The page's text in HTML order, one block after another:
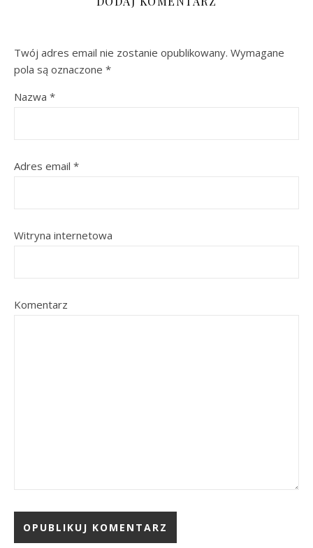
Twój adres email nie zostanie opublikowany. Wymagane
pola są oznaczone *
Nazwa *
Adres email *
Witryna internetowa
Komentarz